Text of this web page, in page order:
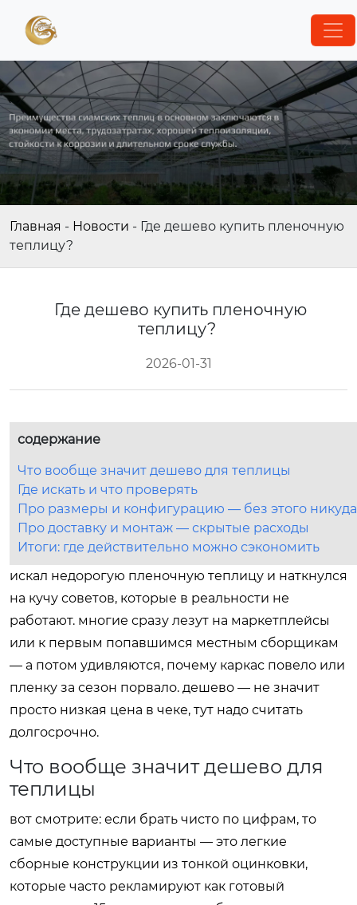
Главная - Новости - Где дешево купить пленочную
теплицу?
Где дешево купить пленочную
теплицу?
2026-01-31
содержание
Что вообще значит дешево для теплицы
Где искать и что проверять
Про размеры и конфигурацию — без этого никуда
Про доставку и монтаж — скрытые расходы
Итоги: где действительно можно сэкономить
искал недорогую пленочную теплицу и наткнулся
на кучу советов, которые в реальности не
работают. многие сразу лезут на маркетплейсы
или к первым попавшимся местным сборщикам
— а потом удивляются, почему каркас повело или
пленку за сезон порвало. дешево — не значит
просто низкая цена в чеке, тут надо считать
долгосрочно.
Что вообще значит дешево для
теплицы
вот смотрите: если брать чисто по цифрам, то
самые доступные варианты — это легкие
сборные конструкции из тонкой оцинковки,
которые часто рекламируют как готовый